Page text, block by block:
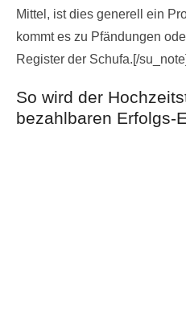
Mittel, ist dies generell ein
kommt es zu Pfändungen
Register der Schufa.[/su_note]
So wird der
bezahlbaren Erfolgs-